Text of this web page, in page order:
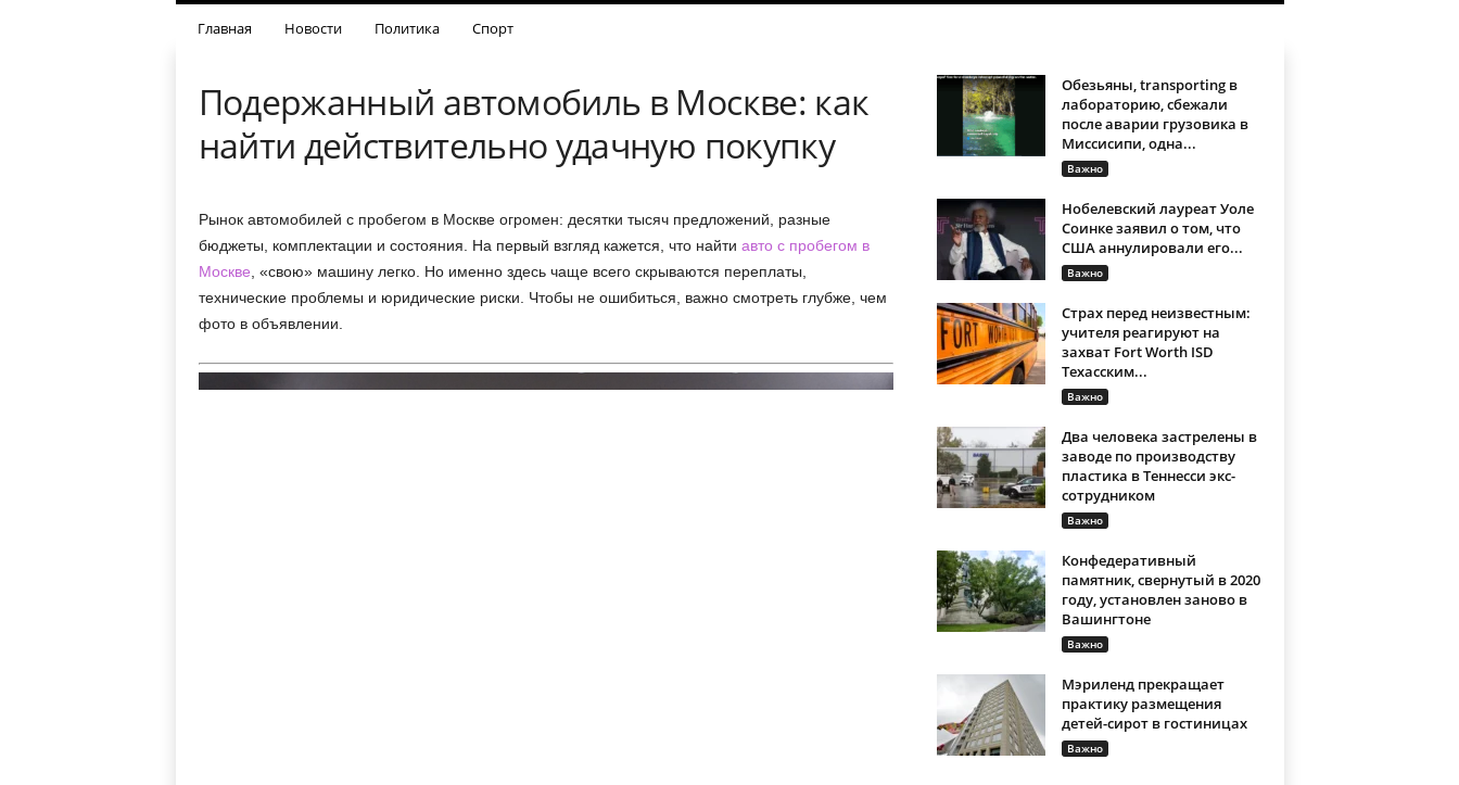
Главная Новости Политика Спорт
Подержанный автомобиль в Москве: как
найти действительно удачную покупку
Рынок автомобилей с пробегом в Москве огромен: десятки тысяч предложений, разные
бюджеты, комплектации и состояния. На первый взгляд кажется, что найти авто с пробегом в
Москве , «свою» машину легко. Но именно здесь чаще всего скрываются переплаты,
технические проблемы и юридические риски. Чтобы не ошибиться, важно смотреть глубже, чем
фото в объявлении.
Обезьяны, transporting в
лабораторию, сбежали
после аварии грузовика в
Миссисипи, одна...
Важно
Нобелевский лауреат Уоле
Соинке заявил о том, что
США аннулировали его...
Важно
Страх перед неизвестным:
учителя реагируют на
захват Fort Worth ISD
Техасским...
Важно
Два человека застрелены в
заводе по производству
пластика в Теннесси экс-
сотрудником
Важно
Конфедеративный
памятник, свернутый в 2020
году, установлен заново в
Вашингтоне
Важно
Мэриленд прекращает
практику размещения
детей-сирот в гостиницах
Важно